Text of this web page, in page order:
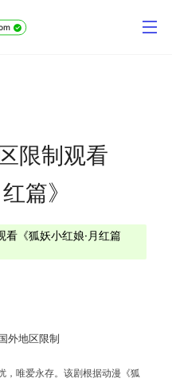
限制观看
篇》
看《狐妖小红娘·月红篇
外地区限制
，唯爱永存。该剧根据动漫《狐